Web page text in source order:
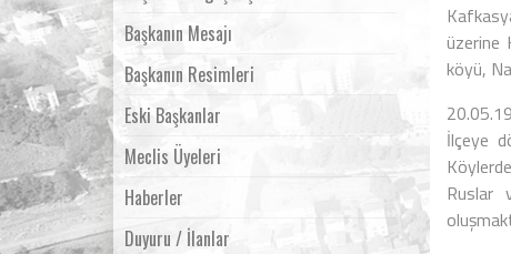
Başkanın Mesajı
Başkanın Resimleri
Eski Başkanlar
Meclis Üyeleri
Haberler
Duyuru / İlanlar
üzerine
köyü,
İlçeye
Ruslar